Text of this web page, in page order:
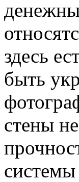
здесь
быть
стены